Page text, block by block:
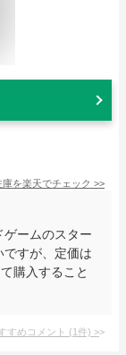
庫を楽天でチェック >>
ームのスター
ですが、定価は
購入すること
すめコメント (1件) >